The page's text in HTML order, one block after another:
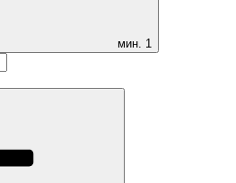
мин. 1